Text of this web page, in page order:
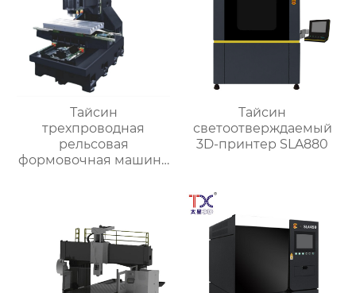
Тайсин
трехпроводная
рельсовая
формовочная машина
Тайсин
светоотверждаемый
3D-принтер SLA880